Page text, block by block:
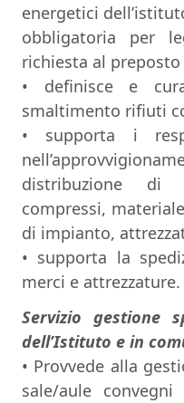
energetici
obbligatoria per
richiesta al preposto
• definisce e
smaltimento rifiuti
• supporta i
distribuzione di
compressi,
di impianto,
• supporta la
merci e attrezzature.
Servizio gestione
dell’Istituto e in
• Provvede alla
sale/aule